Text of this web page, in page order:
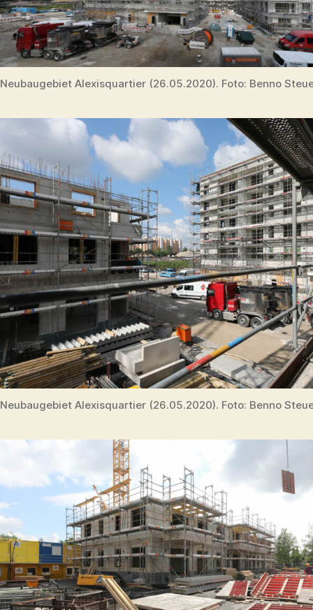
Neubaugebiet Alexisquartier (26.05.2020). Foto: Benno
Neubaugebiet Alexisquartier (26.05.2020). Foto: Benno